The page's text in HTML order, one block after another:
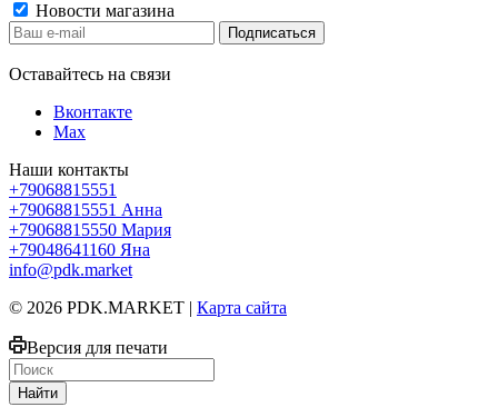
Новости магазина
Оставайтесь на связи
Вконтакте
Max
Наши контакты
+79068815551
+79068815551 Анна
+79068815550 Мария
+79048641160 Яна
info@pdk.market
© 2026 PDK.MARKET | Карта сайта
Версия для печати
Найти